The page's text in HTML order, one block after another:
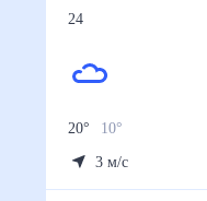
24
20° 10°
3 м/с